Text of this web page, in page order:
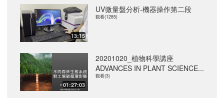
13:15
UV微量盤分析-機器操作第二段
觀看(1285)
01:27:03
20201020_植物科學講座
ADVANCES IN PLANT SCIENCE...
觀看(3)